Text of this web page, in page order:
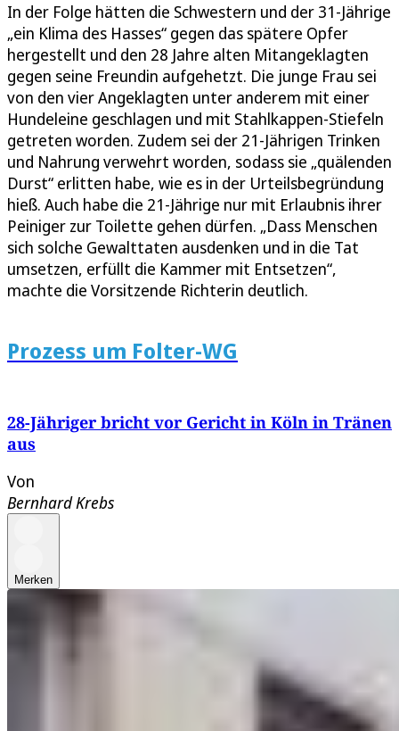
In der Folge hätten die Schwestern und der 31-Jährige
„ein Klima des Hasses“ gegen das spätere Opfer
hergestellt und den 28 Jahre alten Mitangeklagten
gegen seine Freundin aufgehetzt. Die junge Frau sei
von den vier Angeklagten unter anderem mit einer
Hundeleine geschlagen und mit Stahlkappen-Stiefeln
getreten worden. Zudem sei der 21-Jährigen Trinken
und Nahrung verwehrt worden, sodass sie „quälenden
Durst“ erlitten habe, wie es in der Urteilsbegründung
hieß. Auch habe die 21-Jährige nur mit Erlaubnis ihrer
Peiniger zur Toilette gehen dürfen. „Dass Menschen
sich solche Gewalttaten ausdenken und in die Tat
umsetzen, erfüllt die Kammer mit Entsetzen“,
machte die Vorsitzende Richterin deutlich.
Prozess um Folter-WG
28-Jähriger bricht vor Gericht in Köln in Tränen
aus
Von
Bernhard Krebs
Merken